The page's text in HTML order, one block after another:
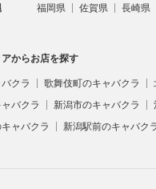
福岡県 佐賀県 長崎県
からお店を探す
クラ 歌舞伎町のキャバクラ
バクラ
新潟市のキャバクラ
ャバクラ
新潟駅前のキャバク